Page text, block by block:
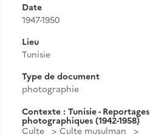
Date
1947-1950
Lieu
Tunisie
Type de document
photographie
Contexte : Tunisie - Reportages
photographiques (1942-1958)
Culte
Culte musulman